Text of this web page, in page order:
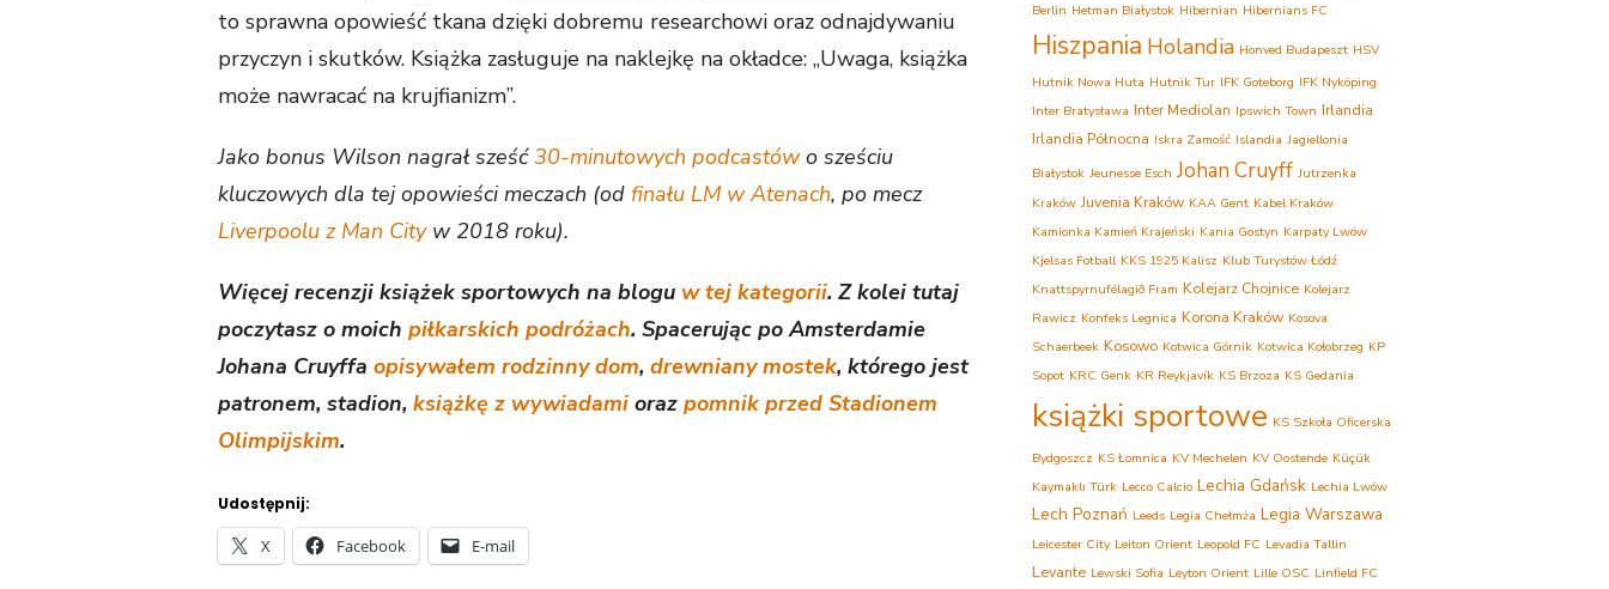
to sprawna opowieść tkana dzięki dobremu researchowi oraz odnajdywaniu
przyczyn i skutków. Książka zasługuje na naklejkę na okładce: „Uwaga, książka
może nawracać na krujfianizm”.
Jako bonus Wilson nagrał sześć30-minutowych podcastówo sześciu
kluczowych dla tej opowieści meczach (od finału LM w Atenach, po mecz
Liverpoolu z Man Cityw 2018 roku).
Więcej recenzji książek sportowych na blogu w tej kategorii. Z kolei tutaj
poczytasz o moich piłkarskich podróżach. Spacerując po Amsterdamie
Johana Cruyffa opisywałem rodzinny dom, drewniany mostek, którego jest
patronem, stadion, książkę z wywiadami oraz pomnik przed Stadionem
Olimpijskim.
Udostępnij:
X Facebook E-mail
Berlin Hetman Białystok Hibernian Hibernians FC
Hiszpania Holandia Honved Budapeszt HSV
Hutnik Nowa Huta Hutnik Tur IFK Goteborg IFK Nyköping
Inter Bratysława Inter Mediolan Ipswich Town Irlandia
Irlandia Północna Iskra Zamość Islandia Jagiellonia
Białystok Jeunesse Esch Johan Cruyff Jutrzenka
Kraków Juvenia Kraków KAA Gent Kabel Kraków
Kamionka Kamień Krajeński Kania Gostyn Karpaty Lwów
Kjelsas Fotball KKS 1925 Kalisz Klub Turystów Łódź
Knattspyrnufélagið Fram Kolejarz Chojnice Kolejarz
Rawicz Konfeks Legnica Korona Kraków Kosova
Schaerbeek Kosowo Kotwica Górnik Kotwica Kołobrzeg KP
Sopot KRC Genk KR Reykjavík KS Brzoza KS Gedania
książki sportowe KS Szkoła Oficerska
Bydgoszcz KS Łomnica KV Mechelen KV Oostende Küçük
Kaymaklı Türk Lecco Calcio Lechia Gdańsk Lechia Lwów
Lech Poznań Leeds Legia Chełmża Legia Warszawa
Leicester City Leiton Orient Leopold FC Levadia Tallin
Levante Lewski Sofia Leyton Orient Lille OSC Linfield FC